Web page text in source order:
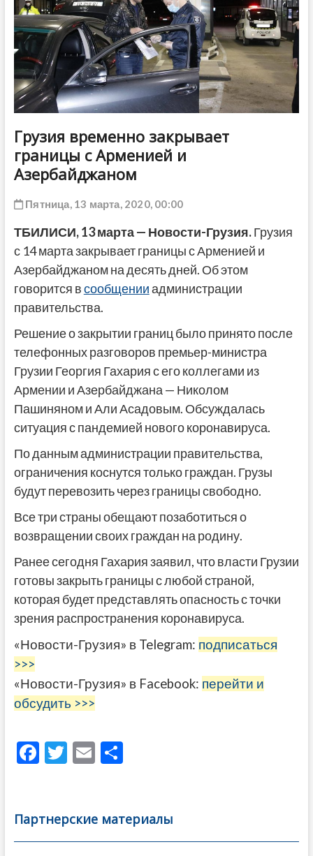
Грузия временно закрывает
границы с Арменией и
Азербайджаном
Пятница, 13 марта, 2020, 00:00
ТБИЛИСИ, 13 марта — Новости-Грузия.Грузия
с 14 марта закрывает границы с Арменией и
Азербайджаном на десять дней. Об этом
говорится всообщенииадминистрации
правительства.
Решение о закрытии границ было принято после
телефонных разговоров премьер-министра
Грузии Георгия Гахария с его коллегами из
Армении и Азербайджана — Николом
Пашиняном и Али Асадовым. Обсуждалась
ситуация с пандемией нового коронавируса.
По данным администрации правительства,
ограничения коснутся только граждан. Грузы
будут перевозить через границы свободно.
Все три страны обещают позаботиться о
возвращении своих граждан на родину.
Ранее сегодня Гахария заявил, что власти Грузии
готовы закрыть границы с любой страной,
которая будет представлять опасность с точки
зрения распространения коронавируса.
«Новости-Грузия» в Telegram: подписаться
>>>
«Новости-Грузия» в Facebook: перейти и
обсудить >>>
F
b
o
T
er
E
l
О
а
в
Партнерские материалы